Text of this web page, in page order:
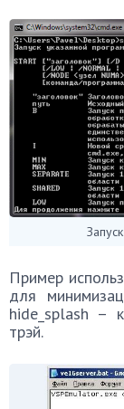
Пример
для
hide_splash –
трэй.